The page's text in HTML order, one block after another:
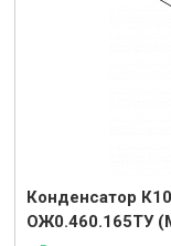
Конденсатор
ОЖ0.460.165ТУ